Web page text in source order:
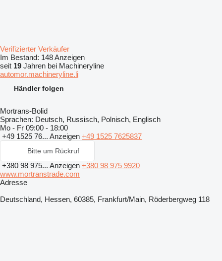
Verifizierter Verkäufer
Im Bestand: 148 Anzeigen
seit 19 Jahren bei Machineryline
automor.machineryline.li
Händler folgen
Mortrans-Bolid
Sprachen: Deutsch, Russisch, Polnisch, Englisch
Mo - Fr 09:00 - 18:00
+49 1525 76... Anzeigen +49 1525 7625837
Bitte um Rückruf
+380 98 975... Anzeigen +380 98 975 9920
www.mortranstrade.com
Adresse
Deutschland, Hessen, 60385, Frankfurt/Main, Röderbergweg 118